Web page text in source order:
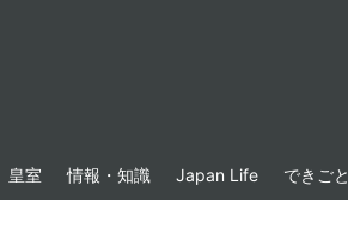
皇室 情報・知識 Japan Life できごと